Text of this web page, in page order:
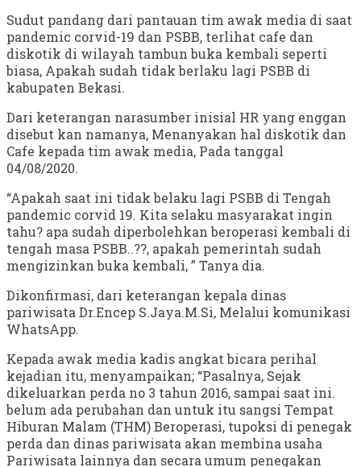
Sudut pandang dari pantauan tim awak media di saat
pandemic corvid-19 dan PSBB, terlihat cafe dan
diskotik di wilayah tambun buka kembali seperti
biasa, Apakah sudah tidak berlaku lagi PSBB di
kabupaten Bekasi.
Dari keterangan narasumber inisial HR yang enggan
disebut kan namanya, Menanyakan hal diskotik dan
Cafe kepada tim awak media, Pada tanggal
04/08/2020.
“Apakah saat ini tidak belaku lagi PSBB di Tengah
pandemic corvid 19. Kita selaku masyarakat ingin
tahu? apa sudah diperbolehkan beroperasi kembali di
tengah masa PSBB..??, apakah pemerintah sudah
mengizinkan buka kembali, ” Tanya dia.
Dikonfirmasi, dari keterangan kepala dinas
pariwisata Dr.Encep S.Jaya.M.Si, Melalui komunikasi
WhatsApp.
Kepada awak media kadis angkat bicara perihal
kejadian itu, menyampaikan; “Pasalnya, Sejak
dikeluarkan perda no 3 tahun 2016, sampai saat ini.
belum ada perubahan dan untuk itu sangsi Tempat
Hiburan Malam (THM) Beroperasi, tupoksi di penegak
perda dan dinas pariwisata akan membina usaha
Pariwisata lainnya dan secara umum penegakan